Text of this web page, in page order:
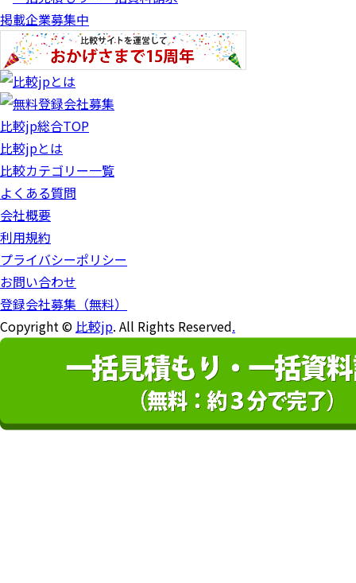
掲載企業募集中
比較jp総合TOP
比較jpとは
比較カテゴリー一覧
よくある質問
会社概要
利用規約
プライバシーポリシー
お問い合わせ
登録会社募集（無料）
Copyright ©比較jp. All Rights Reserved.